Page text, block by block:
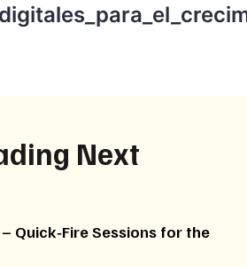
Next
Quick‑Fire Sessions for the